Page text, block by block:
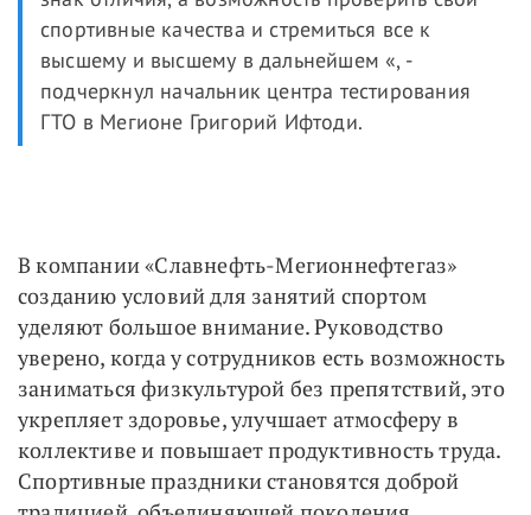
спортивные качества и стремиться все к
высшему и высшему в дальнейшем «, -
подчеркнул начальник центра тестирования
ГТО в Мегионе Григорий Ифтоди.
В компании «Славнефть-Мегионнефтегаз»
созданию условий для занятий спортом
уделяют большое внимание. Руководство
уверено, когда у сотрудников есть возможность
заниматься физкультурой без препятствий, это
укрепляет здоровье, улучшает атмосферу в
коллективе и повышает продуктивность труда.
Спортивные праздники становятся доброй